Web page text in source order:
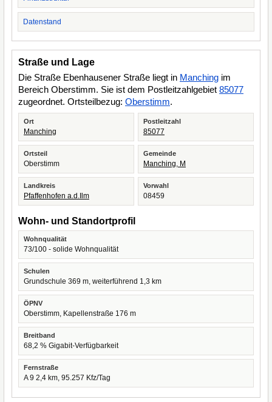
Datenstand
Straße und Lage
Die Straße Ebenhausener Straße liegt in Manching im
Bereich Oberstimm. Sie ist dem Postleitzahlgebiet 85077
zugeordnet. Ortsteilbezug: Oberstimm.
Ort
Manching
Postleitzahl
85077
Ortsteil
Oberstimm
Gemeinde
Manching, M
Landkreis
Pfaffenhofen a.d.Ilm
Vorwahl
08459
Wohn- und Standortprofil
Wohnqualität
73/100 - solide Wohnqualität
Schulen
Grundschule 369 m, weiterführend 1,3 km
ÖPNV
Oberstimm, Kapellenstraße 176 m
Breitband
68,2 % Gigabit-Verfügbarkeit
Fernstraße
A 9 2,4 km, 95.257 Kfz/Tag